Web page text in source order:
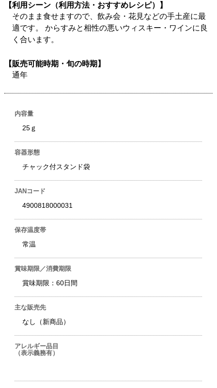
【利用シーン（利用方法・おすすめレシピ）】
そのまま食せますので、飲み会・花見などの手土産に最
適です。 からすみと相性の悪いウィスキー・ワインに良
く合います。
【販売可能時期・旬の時期】
通年
内容量
25ｇ
容器形態
チャック付スタンド袋
JANコード
4900818000031
保存温度帯
常温
賞味期限／消費期限
賞味期限：60日間
主な販売先
なし（新商品）
アレルギー品目
（表示義務有）